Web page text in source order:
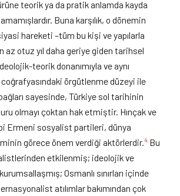
teorik ya da pratik anlamda kayda
Buna karşılık, o dönemin
hareketi –tüm bu kişi ve yapılarla
az otuz yıl daha geriye giden tarihsel
teorik donanımıyla ve aynı
coğrafyasındaki örgütlenme düzeyi ile
sayesinde, Türkiye sol tarihinin
olmayı çoktan hak etmiştir. Hınçak ve
Ermeni sosyalist partileri, dünya
görece önem verdiği aktörlerdir.4 Bu
etkilenmiş; ideolojik ve
Osmanlı sınırları içinde
atılımlar bakımından çok